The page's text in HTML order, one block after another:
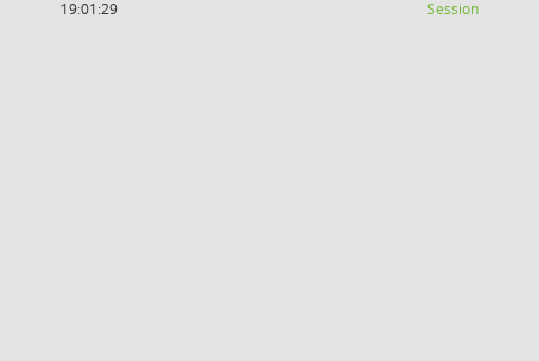
19:01:29
Session(Wird in